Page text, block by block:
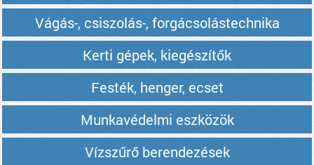
Vágás-, csiszolás-, forgácsolástechnika
Kerti gépek, kiegészítők
Festék, henger, ecset
Munkavédelmi eszközök
Vízszűrő berendezések